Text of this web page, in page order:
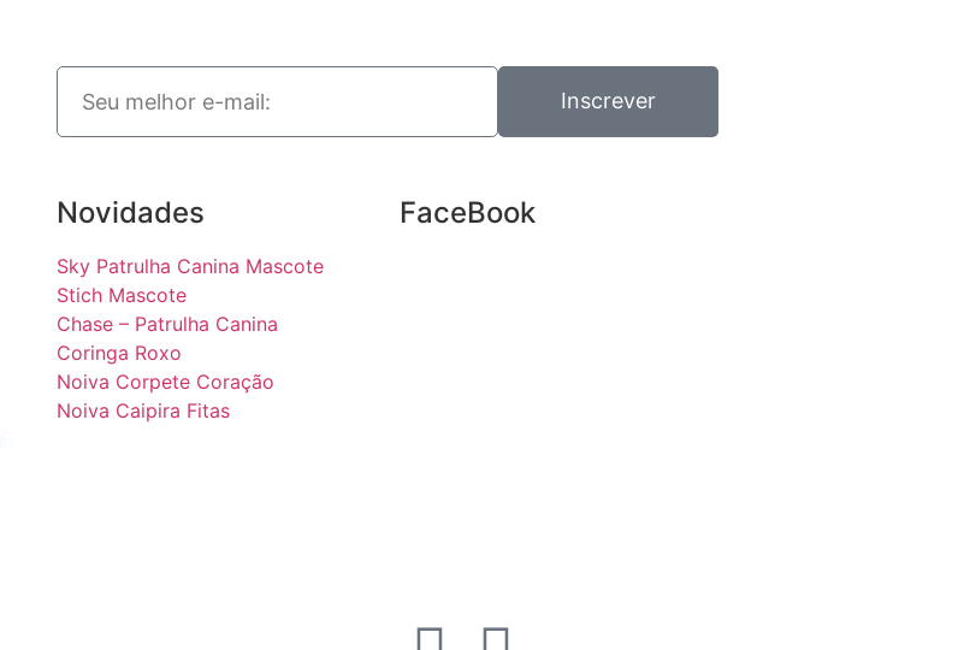
Inscrever
Novidades
Sky Patrulha Canina Mascote
Stich Mascote
Chase – Patrulha Canina
Coringa Roxo
Noiva Corpete Coração
Noiva Caipira Fitas
FaceBook